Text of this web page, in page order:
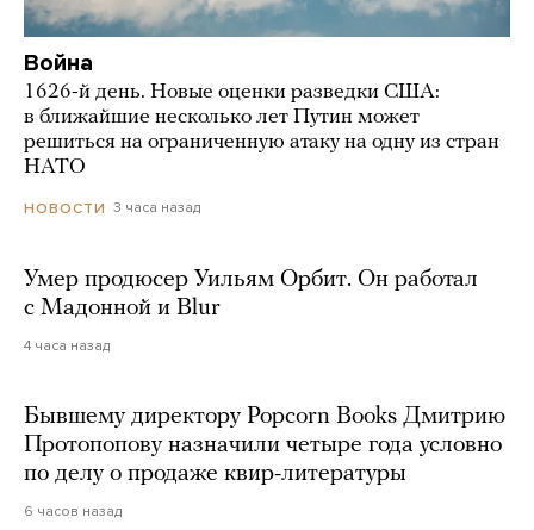
Война
1626-й день. Новые оценки разведки США:
в ближайшие несколько лет Путин может
решиться на ограниченную атаку на одну из стран
НАТО
НОВОСТИ 3 часа назад
Умер продюсер Уильям Орбит. Он работал
с Мадонной и Blur
4 часа назад
Бывшему директору Popcorn Books Дмитрию
Протопопову назначили четыре года условно
по делу о продаже квир-литературы
6 часов назад